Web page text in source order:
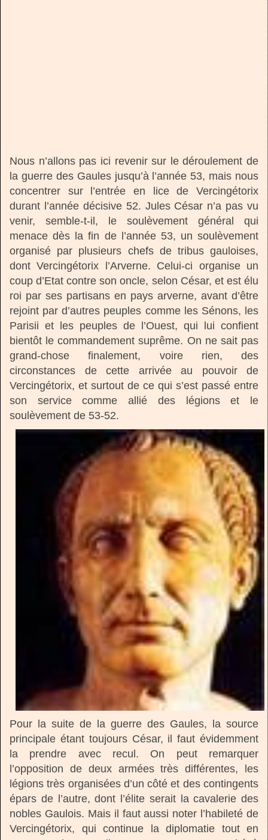
Nous n’allons pas ici revenir sur le déroulement de
la guerre des Gaules jusqu’à l’année 53, mais nous
concentrer sur l’entrée en lice de Vercingétorix
durant l’année décisive 52. Jules César n’a pas vu
venir, semble-t-il, le soulèvement général qui
menace dès la fin de l’année 53, un soulèvement
organisé par plusieurs chefs de tribus gauloises,
dont Vercingétorix l’Arverne. Celui-ci organise un
coup d’Etat contre son oncle, selon César, et est élu
roi par ses partisans en pays arverne, avant d’être
rejoint par d’autres peuples comme les Sénons, les
Parisii et les peuples de l’Ouest, qui lui confient
bientôt le commandement suprême. On ne sait pas
grand-chose finalement, voire rien, des
circonstances de cette arrivée au pouvoir de
Vercingétorix, et surtout de ce qui s’est passé entre
son service comme allié des légions et le
soulèvement de 53-52.
Pour la suite de la guerre des Gaules, la source
principale étant toujours César, il faut évidemment
la prendre avec recul. On peut remarquer
l’opposition de deux armées très différentes, les
légions très organisées d’un côté et des contingents
épars de l’autre, dont l’élite serait la cavalerie des
nobles Gaulois. Mais il faut aussi noter l’habileté de
Vercingétorix, qui continue la diplomatie tout en